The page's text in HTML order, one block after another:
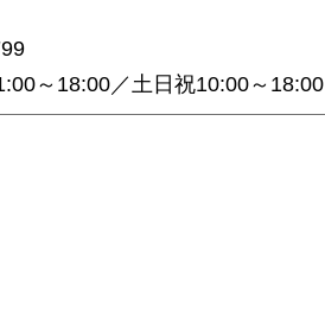
～18:00／土日祝10:00～18:00